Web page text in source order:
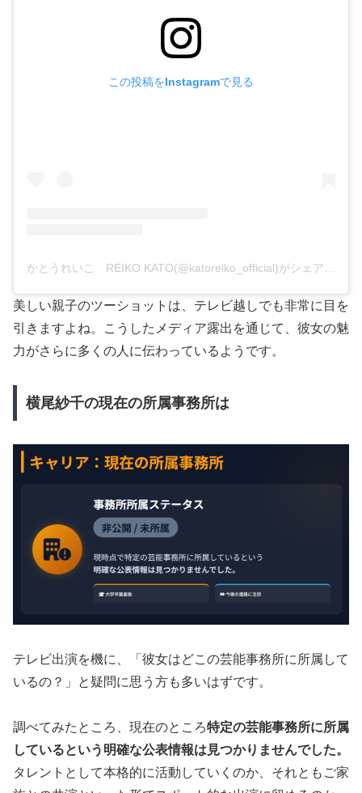
この投稿をInstagramで見る
美しい親子のツーショットは、テレビ越しでも非常に目を
引きますよね。こうしたメディア露出を通じて、彼女の魅
力がさらに多くの人に伝わっているようです。
横尾紗千の現在の所属事務所は
テレビ出演を機に、「彼女はどこの芸能事務所に所属して
いるの？」と疑問に思う方も多いはずです。
調べてみたところ、現在のところ特定の芸能事務所に所属
しているという明確な公表情報は見つかりませんでした。
タレントとして本格的に活動していくのか、それともご家